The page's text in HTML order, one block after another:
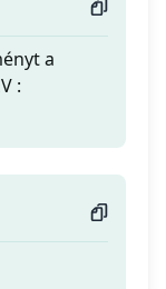
a
: